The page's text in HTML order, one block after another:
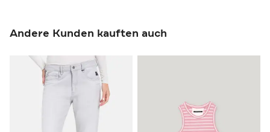
Andere Kunden kauften auch